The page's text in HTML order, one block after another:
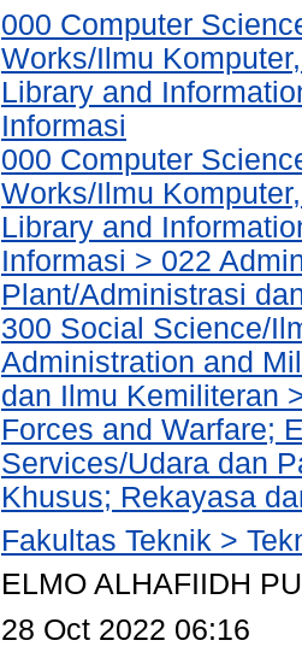
000 Computer
Works/Ilmu
Library and
Informasi
000 Computer
Works/Ilmu
Library and
Informasi > 022
Plant/Administrasi
300 Social Science/
Administration and
dan Ilmu Kemiliteran
Forces and Warfare;
Services/Udara dan
Khusus; Rekayasa
Fakultas Teknik >
ELMO ALHAFIIDH
28 Oct 2022 06:16